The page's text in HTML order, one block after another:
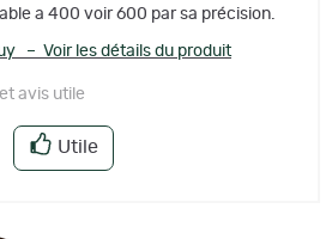
a 400 voir 600 par sa précision.
– Voir les détails du produit
avis utile
Utile